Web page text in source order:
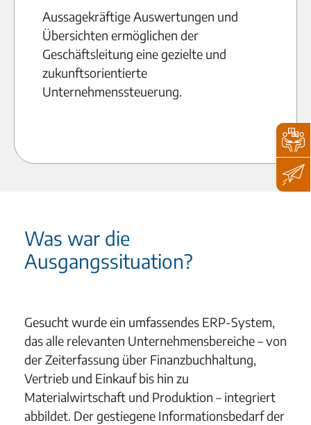
Aussagekräftige Auswertungen und
Übersichten ermöglichen der
Geschäftsleitung eine gezielte und
zukunftsorientierte
Unternehmenssteuerung.
Was war die
Ausgangssituation?
Gesucht wurde ein umfassendes ERP-System,
das alle relevanten Unternehmensbereiche – von
der Zeiterfassung über Finanzbuchhaltung,
Vertrieb und Einkauf bis hin zu
Materialwirtschaft und Produktion – integriert
abbildet. Der gestiegene Informationsbedarf der